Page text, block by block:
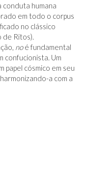
humana
em todo o corpus
no clássico
Ritos).
noé fundamental
confucionista. Um
papel cósmico em seu
a com a